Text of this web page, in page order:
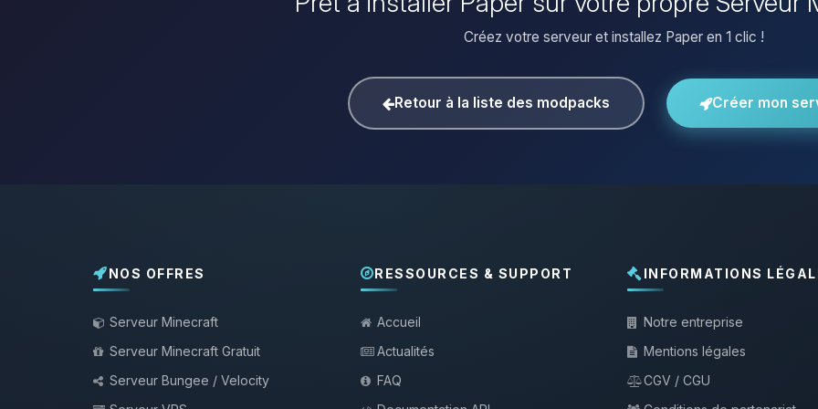
Créez votre serveur et installez Paper en 1 clic !
Retour à la liste des modpacks Créer mon
NOS OFFRES
Serveur Minecraft
Serveur Minecraft Gratuit
Serveur Bungee / Velocity
RESSOURCES & SUPPORT
Accueil
Actualités
FAQ
INFORMATIONS
Notre entreprise
Mentions légales
CGV / CGU